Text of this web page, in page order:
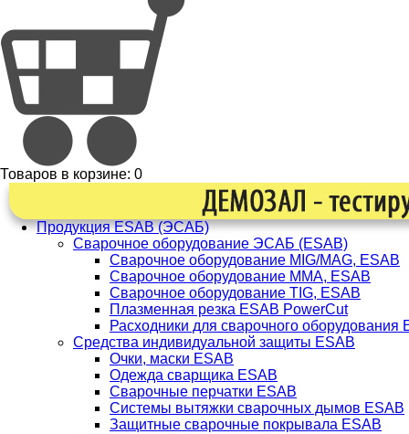
Товаров в корзине: 0
Продукция ESAB (ЭСАБ)
Сварочное оборудование ЭСАБ (ESAB)
Сварочное оборудование MIG/MAG, ESAB
Сварочное оборудование ММА, ESAB
Сварочное оборудование TIG, ESAB
Плазменная резка ESAB PowerCut
Расходники для сварочного оборудования
Средства индивидуальной защиты ESAB
Очки, маски ESAB
Одежда сварщика ESAB
Сварочные перчатки ESAB
Системы вытяжки сварочных дымов ESAB
Защитные сварочные покрывала ESAB